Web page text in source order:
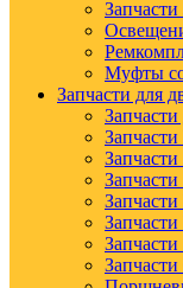
Муфты
Запчасти для